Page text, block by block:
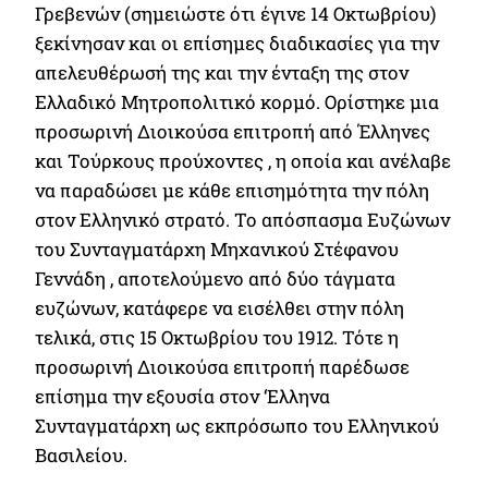
Γρεβενών (σημειώστε ότι έγινε 14 Οκτωβρίου)
ξεκίνησαν και οι επίσημες διαδικασίες για την
απελευθέρωσή της και την ένταξη της στον
Ελλαδικό Μητροπολιτικό κορμό. Ορίστηκε μια
προσωρινή Διοικούσα επιτροπή από Έλληνες
και Τούρκους προύχοντες , η οποία και ανέλαβε
να παραδώσει με κάθε επισημότητα την πόλη
στον Ελληνικό στρατό. Το απόσπασμα Ευζώνων
του Συνταγματάρχη Μηχανικού Στέφανου
Γεννάδη , αποτελούμενο από δύο τάγματα
ευζώνων, κατάφερε να εισέλθει στην πόλη
τελικά, στις 15 Οκτωβρίου του 1912. Τότε η
προσωρινή Διοικούσα επιτροπή παρέδωσε
επίσημα την εξουσία στον ‘Ελληνα
Συνταγματάρχη ως εκπρόσωπο του Ελληνικού
Βασιλείου.